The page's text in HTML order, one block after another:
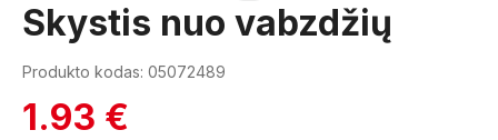
Skystis nuo vabzdžių
Produkto kodas: 05072489
1.93 €